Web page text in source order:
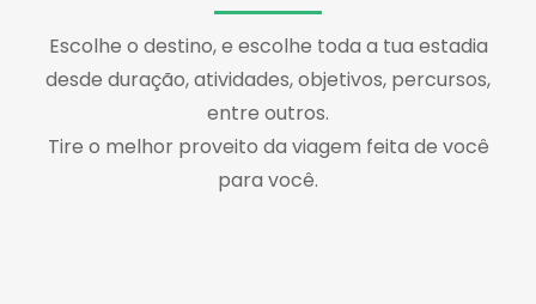
Escolhe o destino, e escolhe toda a tua estadia
desde duração, atividades, objetivos, percursos,
entre outros.
Tire o melhor proveito da viagem feita de você
para você.